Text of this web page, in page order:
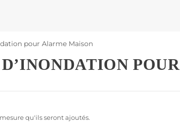
pour Alarme Maison
POUR
qu'ils seront ajoutés.